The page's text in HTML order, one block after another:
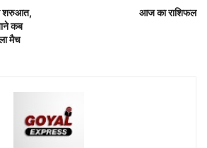
शरुआत,
कब
मैच
आज का राशिफल